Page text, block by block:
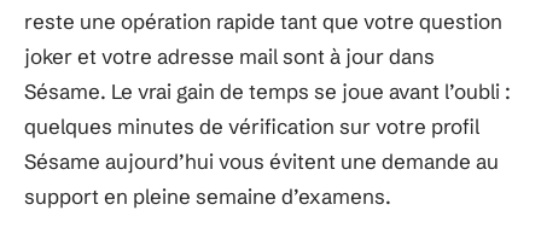
reste une opération rapide tant que votre question
joker et votre adresse mail sont à jour dans
Sésame. Le vrai gain de temps se joue avant l’oubli :
quelques minutes de vérification sur votre profil
Sésame aujourd’hui vous évitent une demande au
support en pleine semaine d’examens.